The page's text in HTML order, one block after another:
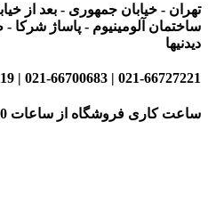
تهران - خیابان جمهوری - بعد از
دیدنیها
021-66727221 | 021-66700683 | 0903-1236419 | 0939-2020725
ساعت کاری فروشگاه از ساعات 10 الی 20 پاسخگوی شما هستیم